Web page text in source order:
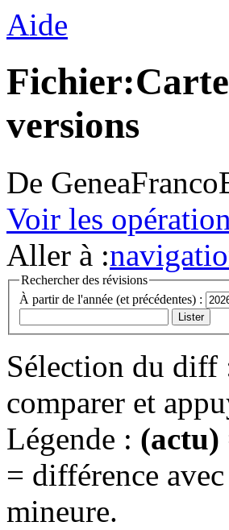
Aide
versions
De
Voir les
Aller à :
Rechercher des révisions
À partir de l'année (et précédentes) :
Sélection du diff
comparer et
Légende : (actu)
= différence
mineure.